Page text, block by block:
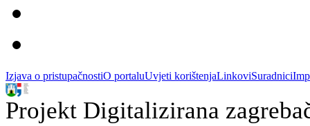
Izjava o pristupačnostiO portaluUvjeti korištenjaLinkoviSuradnici
Projekt Digitalizirana